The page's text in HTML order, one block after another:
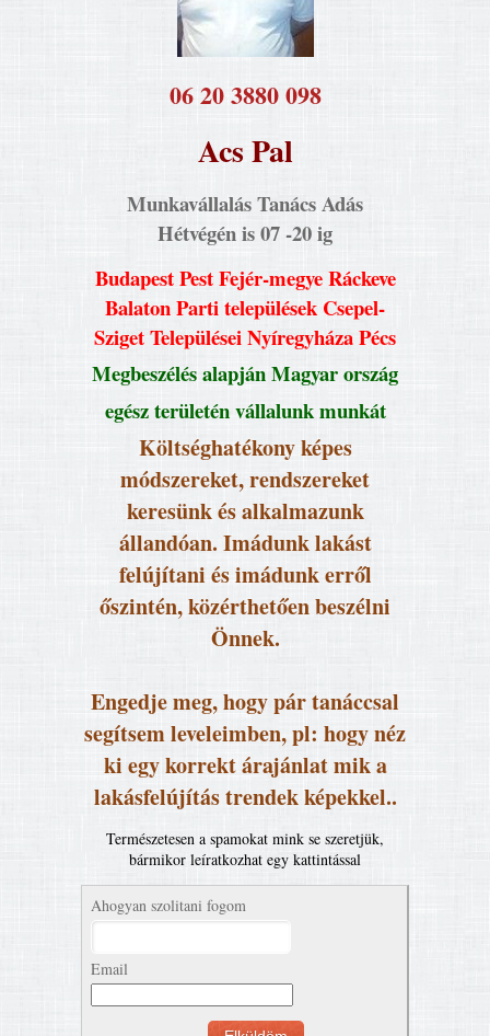
​06 20 3880 098
Acs Pal
Munkavállalás Tanács Adás
Hétvégén is 07 -20 ig
Budapest Pest Fejér-megye Ráckeve
Balaton Parti települések Csepel-
Sziget Települései Nyíregyháza Pécs
Megbeszélés alapján Magyar ország
egész területén vállalunk munkát
Költséghatékony képes
módszereket, rendszereket
keresünk és alkalmazunk
állandóan. Imádunk lakást
felújítani és imádunk erről
őszintén, közérthetően beszélni
Önnek.
Engedje meg, hogy pár tanáccsal
segítsem leveleimben, pl: hogy néz
ki egy korrekt árajánlat mik a
lakásfelújítás trendek képekkel..
Természetesen a spamokat mink se szeretjük,
bármikor leíratkozhat egy kattintással
Ahogyan szolitani fogom
Email